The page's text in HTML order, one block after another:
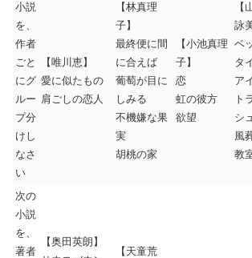
小説
を、
作者
ごと
にグ
ルー
プ分
けし
なさ
い
【唯川恵】
愛に似たもの
肩ごしの恋人
【林真理
子】
最終便に間
に合えば
葡萄が目に
しみる
不機嫌な果
実
胡桃の家
【小池真理
子】
恋
虹の彼方
欲望
【
詠
ベ
タ
ア
ト
シ
風
教
次の
小説
を、
著者
【奥田英朗】
【天童荒